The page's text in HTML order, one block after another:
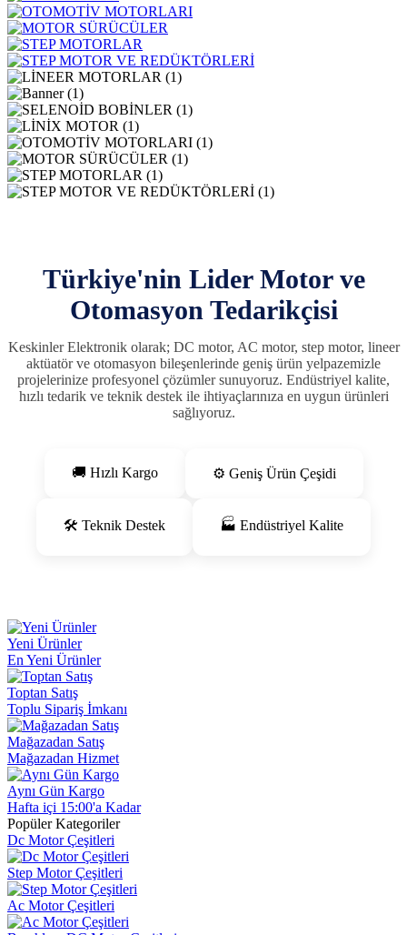
Türkiye'nin Lider Motor ve
Otomasyon Tedarikçisi
Keskinler Elektronik olarak; DC motor, AC motor, step motor, lineer
aktüatör ve otomasyon bileşenlerinde geniş ürün yelpazemizle
projelerinize profesyonel çözümler sunuyoruz. Endüstriyel kalite,
hızlı tedarik ve teknik destek ile ihtiyaçlarınıza en uygun ürünleri
sağlıyoruz.
🚚 Hızlı Kargo ⚙️ Geniş Ürün Çeşidi
🛠 Teknik Destek 🏭 Endüstriyel Kalite
Yeni Ürünler
En Yeni Ürünler
Toptan Satış
Toplu Sipariş İmkanı
Mağazadan Satış
Mağazadan Hizmet
Aynı Gün Kargo
Hafta içi 15:00'a Kadar
Popüler Kategoriler
Dc Motor Çeşitleri
Step Motor Çeşitleri
Ac Motor Çeşitleri